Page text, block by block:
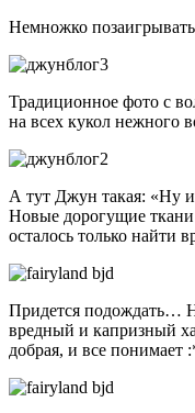
Немножко
Традиционное фото с
на всех кукол нежного
А тут Джун такая: «Ну
Новые дорогущие ткани
осталось только найти
Придется подождать…
вредный и капризный
добрая, и все понимает